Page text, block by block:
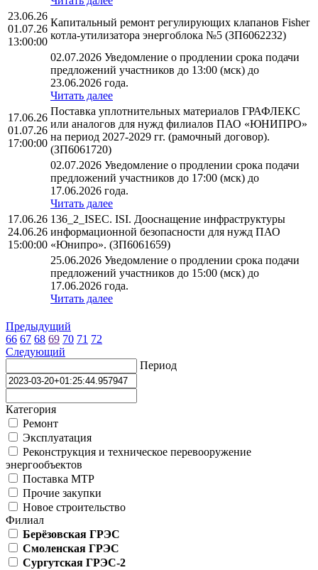
23.06.26
01.07.26
13:00:00
Капитальный ремонт регулирующих клапанов Fisher
котла-утилизатора энергоблока №5 (ЗП6062232)
02.07.2026 Уведомление о продлении срока подачи
предложений участников до 13:00 (мск) до
23.06.2026 года.
Читать далее
17.06.26
01.07.26
17:00:00
Поставка уплотнительных материалов ГРАФЛЕКС
или аналогов для нужд филиалов ПАО «ЮНИПРО»
на период 2027-2029 гг. (рамочный договор).
(ЗП6061720)
02.07.2026 Уведомление о продлении срока подачи
предложений участников до 17:00 (мск) до
17.06.2026 года.
Читать далее
17.06.26
24.06.26
15:00:00
136_2_ISEC. ISI. Дооснащение инфраструктуры
информационной безопасности для нужд ПАО
«Юнипро». (ЗП6061659)
25.06.2026 Уведомление о продлении срока подачи
предложений участников до 15:00 (мск) до
17.06.2026 года.
Читать далее
Предыдущий
66 67 68 69 70 71 72
Следующий
Период
Категория
Ремонт
Эксплуатация
Реконструкция и техническое перевооружение
энергообъектов
Поставка МТР
Прочие закупки
Новое строительство
Филиал
Берёзовская ГРЭС
Смоленская ГРЭС
Сургутская ГРЭС-2